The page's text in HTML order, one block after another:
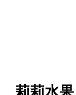
莉莉水